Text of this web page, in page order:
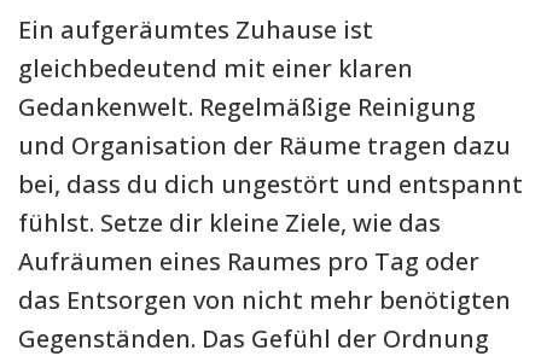
Ein aufgeräumtes Zuhause ist
gleichbedeutend mit einer klaren
Gedankenwelt. Regelmäßige Reinigung
und Organisation der Räume tragen dazu
bei, dass du dich ungestört und entspannt
fühlst. Setze dir kleine Ziele, wie das
Aufräumen eines Raumes pro Tag oder
das Entsorgen von nicht mehr benötigten
Gegenständen. Das Gefühl der Ordnung